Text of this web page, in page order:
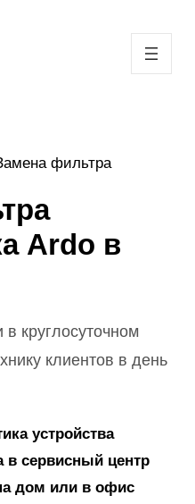
фильтра
Ardo в
круглосуточном
клиентов в день
устройства
в сервисный центр
дом или в офис